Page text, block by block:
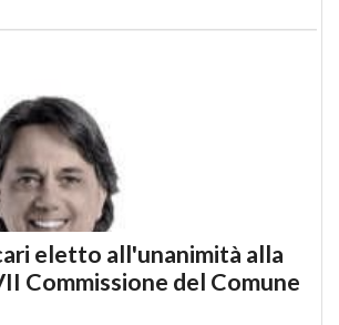
eletto all'unanimità alla
Commissione del Comune